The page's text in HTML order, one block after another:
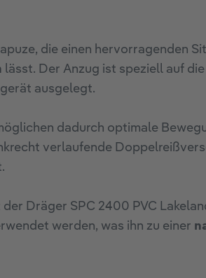
die einen hervorragenden
lässt. Der Anzug ist speziell auf
ausgelegt.
dadurch optimale
verlaufende
Dräger SPC 2400 PVC
werden, was ihn zu einer